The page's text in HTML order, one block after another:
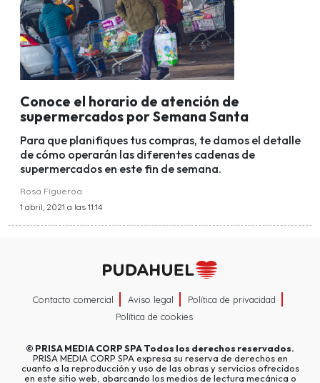
Conoce el horario de atención de
supermercados por Semana Santa
Para que planifiques tus compras, te damos el detalle
de cómo operarán las diferentes cadenas de
supermercados en este fin de semana.
Rosa Figueroa
1 abril, 2021 a las 11:14
Contacto comercial Aviso legal
Política de privacidad
Política de cookies
© PRISA MEDIA CORP SPATodos los derechos reservados.
PRISA MEDIA CORP SPA expresa su reserva de derechos en
cuanto a la reproducción y uso de las obras y servicios ofrecidos
en este sitio web, abarcando los medios de lectura mecánica o